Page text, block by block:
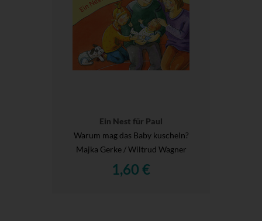
Ein Nest für Paul
Warum mag das Baby kuscheln?
Majka Gerke / Wiltrud Wagner
1,60 €